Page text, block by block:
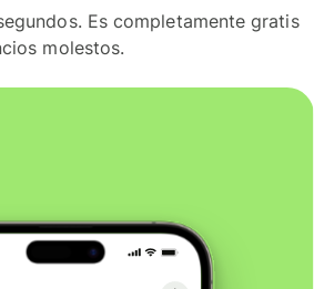
Es completamente gratis
molestos.